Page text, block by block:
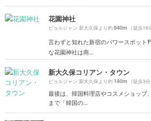
花園神社
ビョルジャン 新大久保より約940m （徒歩16
言わずと知れた新宿のパワースポッ
な花園神社は商...
新大久保コリアン・タウン
ビョルジャン 新大久保より約140m （徒歩3分
最後は、韓国料理店やコスメショップ
まで「韓国の...